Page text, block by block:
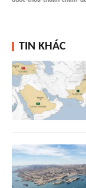
TIN KHÁC